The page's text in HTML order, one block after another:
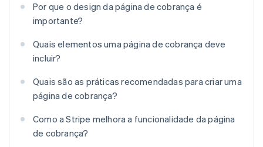
Por que o design da página de cobrança é
importante?
Quais elementos uma página de cobrança deve
incluir?
Quais são as práticas recomendadas para criar uma
página de cobrança?
Como a Stripe melhora a funcionalidade da página
de cobrança?